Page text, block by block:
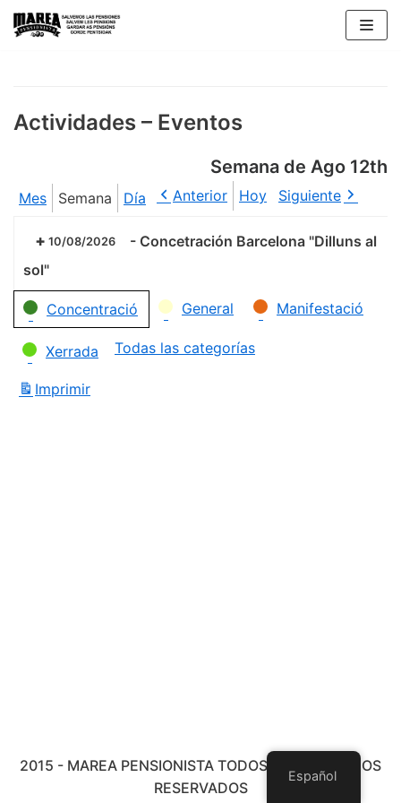
Saltar
Actividades – Eventos
Semana de Ago 12th
Mes Semana Día Anterior Hoy Siguiente
10/08/2026 - Concetración Barcelona "Dilluns al
sol"
Categorías
Concentració General Manifestació
Xerrada Todas las categorías
Imprimir
2015 - MAREA PENSIONISTA TODOS LOS DERECHOS
RESERVADOS
Español